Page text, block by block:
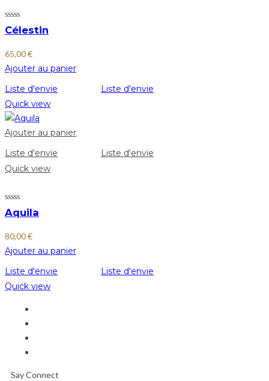
Célestin
65,00€
Ajouter au panier
Liste d'envie
Liste d'envie
Quick view
Ajouter au panier
Liste d'envie
Liste d'envie
Quick view
Aquila
80,00€
Ajouter au panier
Liste d'envie
Liste d'envie
Quick view
Say Connect